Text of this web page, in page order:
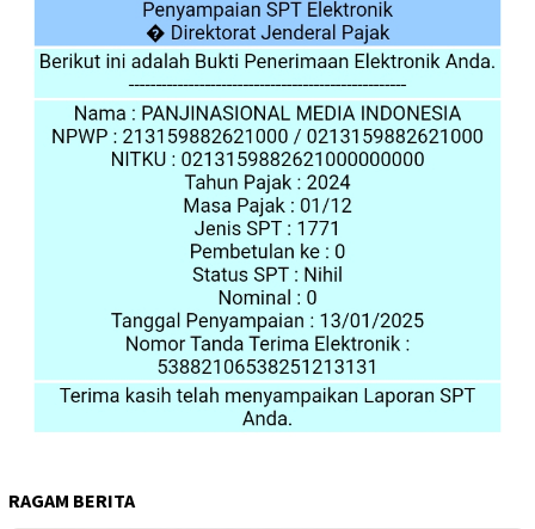
RAGAM BERITA